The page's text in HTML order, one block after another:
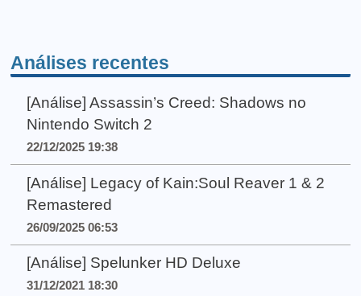
Análises recentes
[Análise] Assassin’s Creed: Shadows no
Nintendo Switch 2
22/12/2025 19:38
[Análise] Legacy of Kain:Soul Reaver 1 & 2
Remastered
26/09/2025 06:53
[Análise] Spelunker HD Deluxe
31/12/2021 18:30